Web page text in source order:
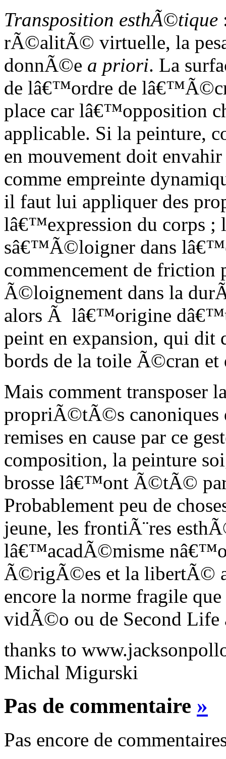
Transposition esthÃ©tique
rÃ©alitÃ© virtuelle, la
donnÃ©e a priori. La
de lâ€™ordre de
place car lâ€™opposition
applicable. Si la peinture,
en mouvement doit
comme empreinte
il faut lui appliquer des
lâ€™expression du corps ;
sâ€™Ã©loigner dans
commencement de
Ã©loignement dans la
alors Ã lâ€™origine
peint en expansion, qui
bords de la toile Ã©cran et
Mais comment transposer
propriÃ©tÃ©s canoniques
remises en cause par ce
composition, la peinture
brosse lâ€™ont Ã©tÃ©
Probablement peu de
jeune, les frontiÃ¨res
lâ€™acadÃ©misme
Ã©rigÃ©es et la libertÃ©
encore la norme fragile
vidÃ©o ou de Second Life
thanks to
Michal Migurski
Pas de commentaire »
Pas encore de